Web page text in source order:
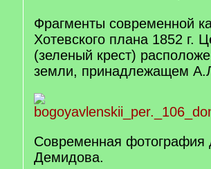
Фрагменты современной
Хотевского плана 1852 г.
(зеленый крест)
земли, принадлежащем
Современная
Демидова.